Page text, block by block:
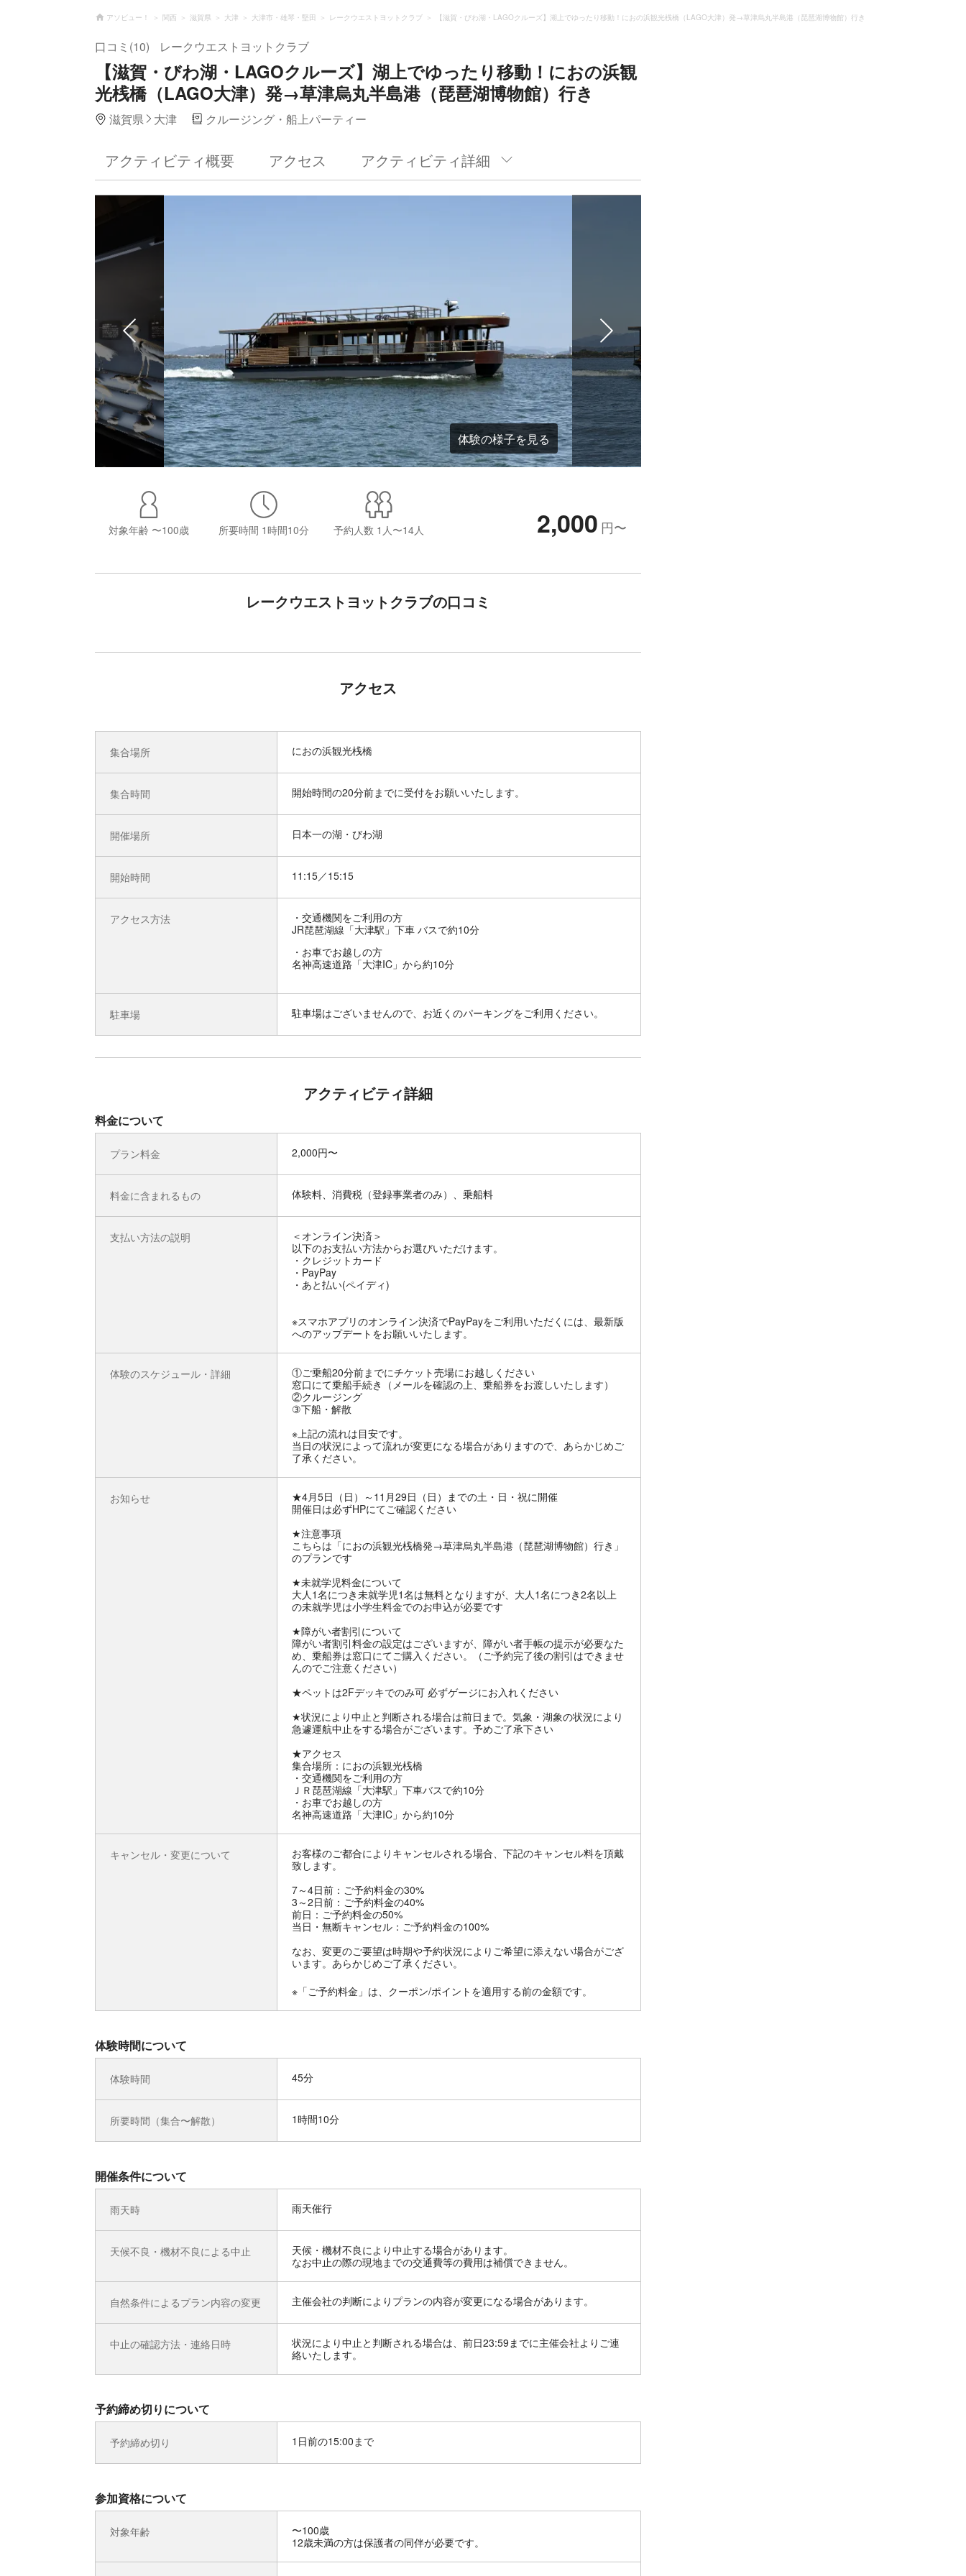
アソビュー！ 関西 滋賀県 大津 大津市・雄琴・堅田 レークウエストヨットクラブ 【滋賀・びわ湖・LAGOクルーズ】湖上でゆったり移動！におの浜観光桟橋（LAGO大津）発→草津烏丸半島港（琵琶湖博物館）行き
口コミ(10) レークウエストヨットクラブ
【滋賀・びわ湖・LAGOクルーズ】湖上でゆったり移動！におの浜観
光桟橋（LAGO大津）発→草津烏丸半島港（琵琶湖博物館）行き
滋賀県 大津 クルージング・船上パーティー
アクティビティ概要 アクセス アクティビティ詳細
体験の様子を見る
対象年齢 〜100歳 所要時間 1時間10分 予約人数 1人〜14人 2,000 円〜
レークウエストヨットクラブの口コミ
アクセス
集合場所 におの浜観光桟橋
集合時間 開始時間の20分前までに受付をお願いいたします。
開催場所 日本一の湖・びわ湖
開始時間 11:15／15:15
アクセス方法
交通機関をご利用の方
JR琵琶湖線「大津駅」下車 バスで約10分
お車でお越しの方
名神高速道路「大津IC」から約10分
駐車場 駐車場はございませんので、お近くのパーキングをご利用ください。
アクティビティ詳細
料金について
プラン料金 2,000円〜
料金に含まれるもの 体験料、消費税（登録事業者のみ）、乗船料
支払い方法の説明
＜オンライン決済＞
以下のお支払い方法からお選びいただけます。
・クレジットカード
・PayPay
・あと払い(ペイディ)
※スマホアプリのオンライン決済でPayPayをご利用いただくには、最新版
へのアップデートをお願いいたします。
体験のスケジュール・詳細
①ご乗船20分前までにチケット売場にお越しください
窓口にて乗船手続き（メールを確認の上、乗船券をお渡しいたします）
②クルージング
③下船・解散
※上記の流れは目安です。
当日の状況によって流れが変更になる場合がありますので、あらかじめご
了承ください。
お知らせ
★4月5日（日）～11月29日（日）までの土・日・祝に開催
開催日は必ずHPにてご確認ください
★注意事項
こちらは「におの浜観光桟橋発→草津烏丸半島港（琵琶湖博物館）行き」
のプランです
★未就学児料金について
大人1名につき未就学児1名は無料となりますが、大人1名につき2名以上
の未就学児は小学生料金でのお申込が必要です
★障がい者割引について
障がい者割引料金の設定はございますが、障がい者手帳の提示が必要なた
め、乗船券は窓口にてご購入ください。（ご予約完了後の割引はできませ
んのでご注意ください）
★ペットは2Fデッキでのみ可 必ずゲージにお入れください
★状況により中止と判断される場合は前日まで。気象・湖象の状況により
急遽運航中止をする場合がございます。予めご了承下さい
★アクセス
集合場所：におの浜観光桟橋
・交通機関をご利用の方
ＪＲ琵琶湖線「大津駅」下車バスで約10分
・お車でお越しの方
名神高速道路「大津IC」から約10分
キャンセル・変更について
お客様のご都合によりキャンセルされる場合、下記のキャンセル料を頂戴
致します。
7～4日前：ご予約料金の30%
3～2日前：ご予約料金の40%
前日：ご予約料金の50%
当日・無断キャンセル：ご予約料金の100%
なお、変更のご要望は時期や予約状況によりご希望に添えない場合がござ
います。あらかじめご了承ください。
※「ご予約料金」は、クーポン/ポイントを適用する前の金額です。
体験時間について
体験時間 45分
所要時間（集合〜解散） 1時間10分
開催条件について
雨天時 雨天催行
天候不良・機材不良による中止
天候・機材不良により中止する場合があります。
なお中止の際の現地までの交通費等の費用は補償できません。
自然条件によるプラン内容の変更 主催会社の判断によりプランの内容が変更になる場合があります。
中止の確認方法・連絡日時
状況により中止と判断される場合は、前日23:59までに主催会社よりご連
絡いたします。
予約締め切りについて
予約締め切り 1日前の15:00まで
参加資格について
対象年齢
〜100歳
12歳未満の方は保護者の同伴が必要です。